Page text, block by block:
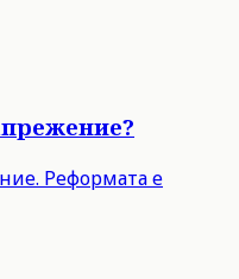
Реформата е